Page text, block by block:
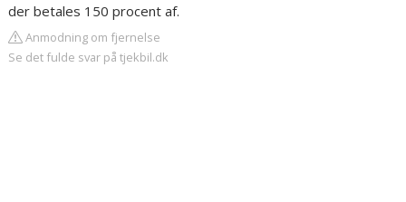
der betales 150 procent af.
Anmodning om fjernelse
Se det fulde svar på tjekbil.dk